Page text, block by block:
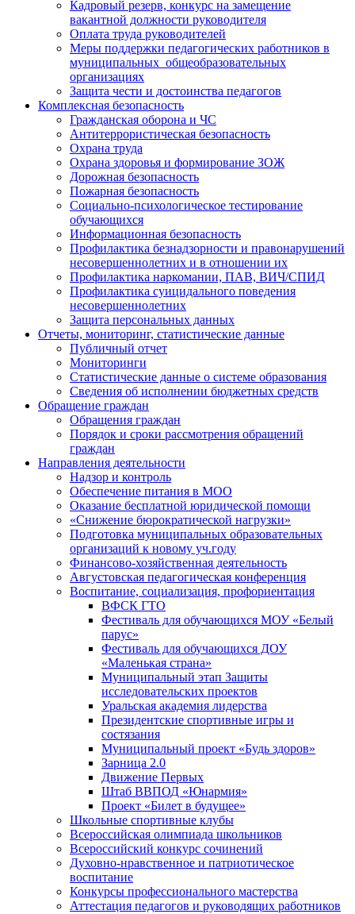
Кадровый резерв, конкурс на замещение
вакантной должности руководителя
Оплата труда руководителей
Меры поддержки педагогических работников в
муниципальных общеобразовательных
организациях
Защита чести и достоинства педагогов
Комплексная безопасность
Гражданская оборона и ЧС
Антитеррористическая безопасность
Охрана труда
Охрана здоровья и формирование ЗОЖ
Дорожная безопасность
Пожарная безопасность
Социально-психологическое тестирование
обучающихся
Информационная безопасность
Профилактика безнадзорности и правонарушений
несовершеннолетних и в отношении их
Профилактика наркомании, ПАВ, ВИЧ/СПИД
Профилактика суицидального поведения
несовершеннолетних
Защита персональных данных
Отчеты, мониторинг, статистические данные
Публичный отчет
Мониторинги
Статистические данные о системе образования
Сведения об исполнении бюджетных средств
Обращение граждан
Обращения граждан
Порядок и сроки рассмотрения обращений
граждан
Направления деятельности
Надзор и контроль
Обеспечение питания в МОО
Оказание бесплатной юридической помощи
«Снижение бюрократической нагрузки»
Подготовка муниципальных образовательных
организаций к новому уч.году
Финансово-хозяйственная деятельность
Августовская педагогическая конференция
Воспитание, социализация, профориентация
ВФСК ГТО
Фестиваль для обучающихся МОУ «Белый
парус»
Фестиваль для обучающихся ДОУ
«Маленькая страна»
Муниципальный этап Защиты
исследовательских проектов
Уральская академия лидерства
Президентские спортивные игры и
состязания
Муниципальный проект «Будь здоров»
Зарница 2.0
Движение Первых
Штаб ВВПОД «Юнармия»
Проект «Билет в будущее»
Школьные спортивные клубы
Всероссийская олимпиада школьников
Всероссийский конкурс сочинений
Духовно-нравственное и патриотическое
воспитание
Конкурсы профессионального мастерства
Аттестация педагогов и руководящих работников